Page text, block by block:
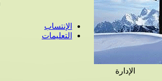
الإنتساب
التعليمات
الإدارة